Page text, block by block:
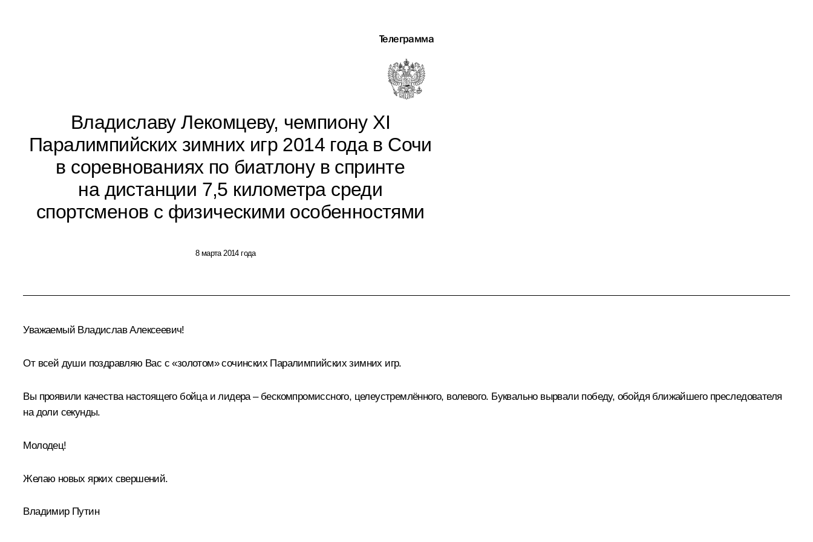
Телеграмма
Владиславу Лекомцеву, чемпиону XI
Паралимпийских зимних игр 2014 года в Сочи
в соревнованиях по биатлону в спринте
на дистанции 7,5 километра среди
спортсменов с физическими особенностями
8 марта 2014 года
Уважаемый Владислав Алексеевич!
От всей души поздравляю Вас с «золотом» сочинских Паралимпийских зимних игр.
Вы проявили качества настоящего бойца и лидера – бескомпромиссного, целеустремлённого, волевого. Буквально вырвали победу, обойдя ближайшего преследователя
на доли секунды.
Молодец!
Желаю новых ярких свершений.
Владимир Путин